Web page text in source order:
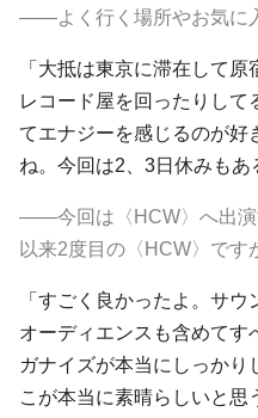
――よく行く場所やお気に
「大抵は東京に滞在して原
レコード屋を回ったりして
てエナジーを感じるのが好
ね。今回は2、3日休みもあ
――今回は〈HCW〉へ出演
以来2度目の 〈HCW〉です
「すごく良かったよ。サ
オーディエンスも含めてす
ガナイズが本当にしっかり
こが本当に素晴らしいと思